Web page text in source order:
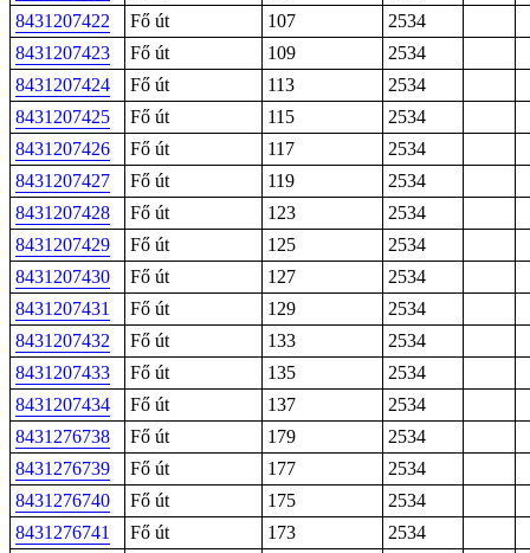
8431207422
Fő út 107
2534
8431207423
Fő út 109
2534
8431207424
Fő út 113
2534
8431207425
Fő út 115
2534
8431207426
Fő út 117
2534
8431207427
Fő út 119
2534
8431207428
Fő út 123
2534
8431207429
Fő út 125
2534
8431207430
Fő út 127
2534
8431207431
Fő út 129
2534
8431207432
Fő út 133
2534
8431207433
Fő út 135
2534
8431207434
Fő út 137
2534
8431276738
Fő út 179
2534
8431276739
Fő út 177
2534
8431276740
Fő út 175
2534
8431276741
Fő út 173
2534